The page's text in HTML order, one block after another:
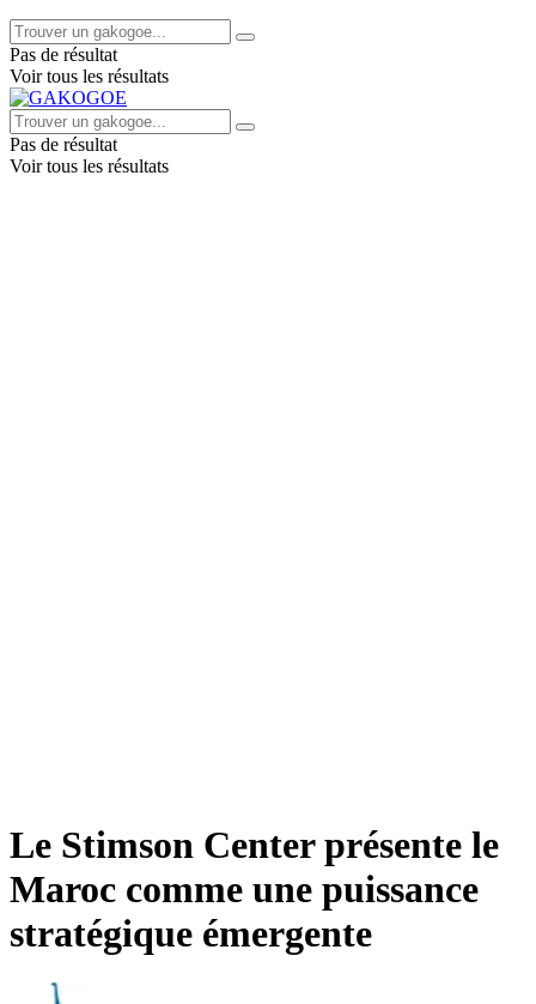
Pas de résultat
Voir tous les résultats
Pas de résultat
Voir tous les résultats
Le Stimson Center présente le
Maroc comme une puissance
stratégique émergente